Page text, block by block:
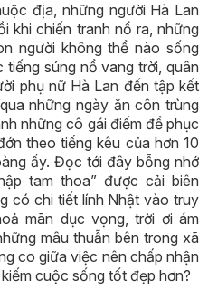
địa, những người Hà Lan
khi chiến tranh nổ ra, những
người không thể nào sống
súng nổ vang trời, quân
phụ nữ Hà Lan đến tập kết
những ngày ăn côn trùng
những cô gái điếm để phục
theo tiếng kêu của hơn 10
ấy. Đọc tới đây bỗng nhớ
tam thoa” được cải biên
có chi tiết lính Nhật vào truy
mãn dục vọng, trời ơi ám
mâu thuẫn bên trong xã
co giữa việc nên chấp nhận
cuộc sống tốt đẹp hơn?